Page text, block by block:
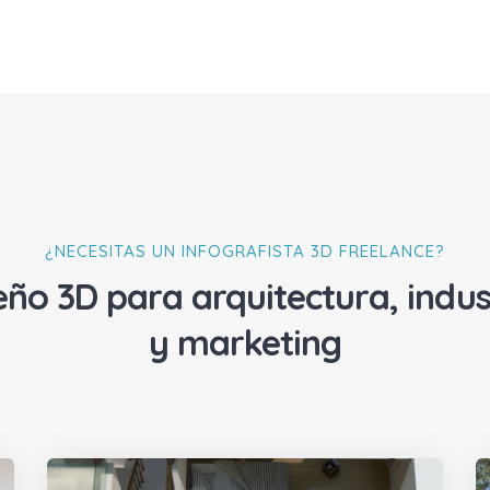
¿NECESITAS UN INFOGRAFISTA 3D FREELANCE?
3D para arquitectura,
y marketing